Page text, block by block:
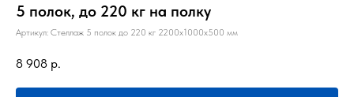
5 полок, до 220 кг на полку
Артикул: Стеллаж 5 полок до 220 кг 2200х1000х500 мм
8 908 р.